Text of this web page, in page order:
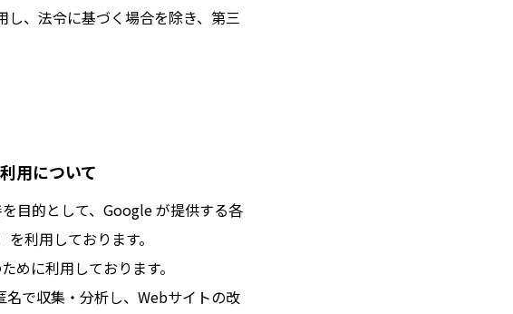
、法令に基づく場合を除き、第三
用について
目的として、Google が提供する各
利用しております。
めに利用しております。
で収集・分析し、Webサイトの改